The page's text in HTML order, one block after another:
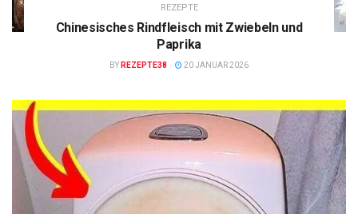
REZEPTE
Chinesisches Rindfleisch mit Zwiebeln und
Paprika
BY REZEPTE38 20 JANUAR 2026